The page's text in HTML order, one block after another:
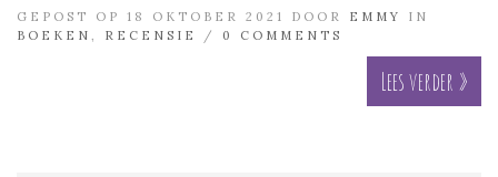
GEPOST OP 18 OKTOBER 2021 DOOR EMMY
IN
BOEKEN
RECENSIE / 0 COMMENTS
Lees verder »